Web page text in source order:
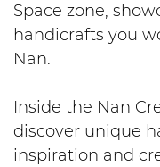
Space zone,
handicrafts you
Nan.
Inside the Nan
discover unique
inspiration and